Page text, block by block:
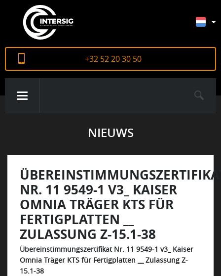
+32 52 20 30 50
CERTIFICATEN
NEWS
VACATURES
NIEUWS
NR. 11 9549-1 V3_ KAISER
OMNIA TRÄGER KTS FÜR
FERTIGPLATTEN __
ZULASSUNG Z-15.1-38
Übereinstimmungszertifikat Nr. 11 9549-1 v3_ Kaiser
Omnia Träger KTS für Fertigplatten __ Zulassung Z-
15.1-38